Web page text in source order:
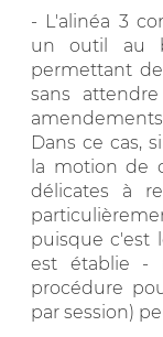
- L'alinéa 3
un outil au
permettant
sans
Dans ce cas,
la motion de
délicates à
puisque c'est
est établie -
procédure
par session)